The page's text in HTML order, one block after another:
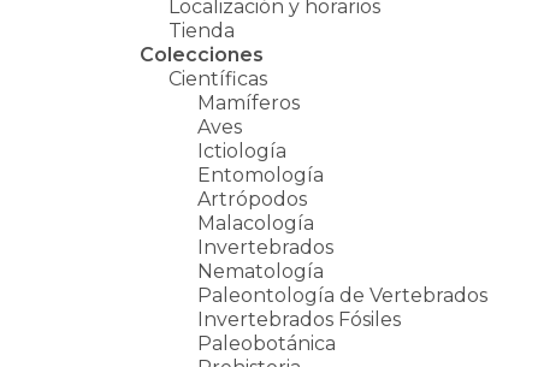
Localización y horarios
Tienda
Colecciones
Científicas
Mamíferos
Aves
Ictiología
Entomología
Artrópodos
Malacología
Invertebrados
Nematología
Paleontología de Vertebrados
Invertebrados Fósiles
Paleobotánica